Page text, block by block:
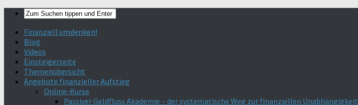
Finanziell umdenken!
Blog
Videos
Einsteigerseite
Themenübersicht
Angebote finanzieller Aufstieg
Online-Kurse
Passiver Geldfluss Akademie – der systematische Weg zur finanziellen Unabhängigkeit